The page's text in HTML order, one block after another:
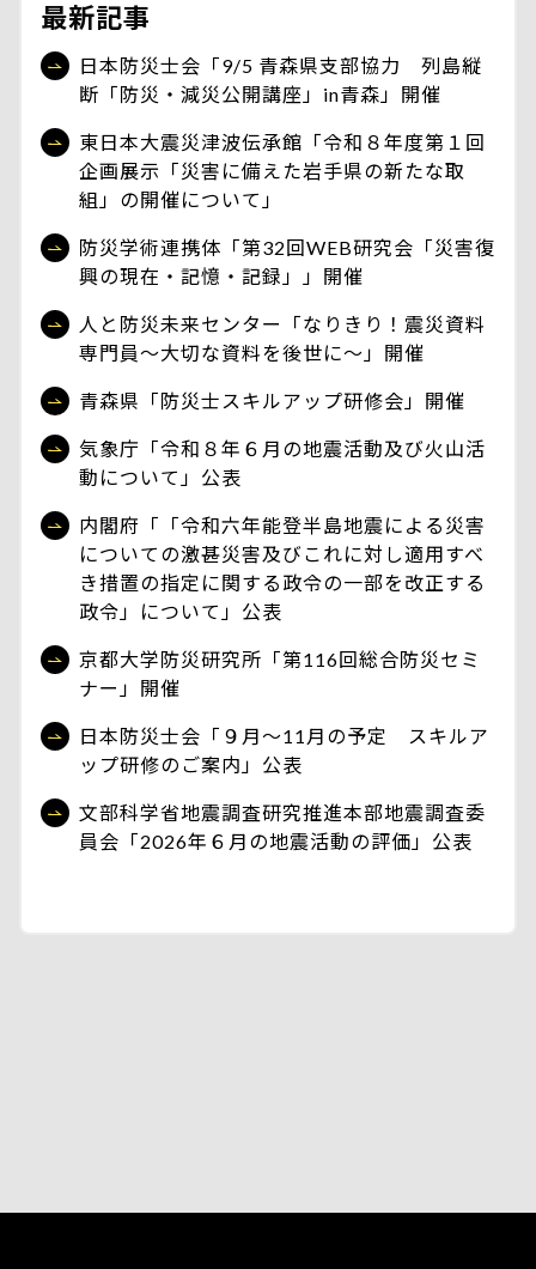
最新記事
日本防災士会「9/5 青森県支部協力 列島縦
断「防災・減災公開講座」in青森」開催
東日本大震災津波伝承館「令和８年度第１回
企画展示「災害に備えた岩手県の新たな取
組」の開催について」
防災学術連携体「第32回WEB研究会「災害復
興の現在・記憶・記録」」開催
人と防災未来センター「なりきり！震災資料
専門員～大切な資料を後世に～」開催
青森県「防災士スキルアップ研修会」開催
気象庁「令和８年６月の地震活動及び火山活
動について」公表
内閣府「「令和六年能登半島地震による災害
についての激甚災害及びこれに対し適用すべ
き措置の指定に関する政令の一部を改正する
政令」について」公表
京都大学防災研究所「第116回総合防災セミ
ナー」開催
日本防災士会「９月～11月の予定 スキルア
ップ研修のご案内」公表
文部科学省地震調査研究推進本部地震調査委
員会「2026年６月の地震活動の評価」公表